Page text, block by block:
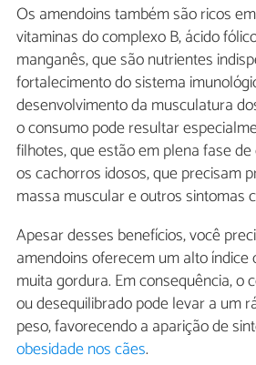
Os amendoins também são ricos
vitaminas do complexo B, ácido
manganês, que são nutrientes
fortalecimento do sistema
desenvolvimento da musculatura
o consumo pode resultar
filhotes, que estão em plena fase
os cachorros idosos, que precisam
massa muscular e outros sintomas
Apesar desses benefícios, você
amendoins oferecem um alto
muita gordura. Em consequência, o
ou desequilibrado pode levar a um
peso, favorecendo a aparição de
obesidade nos cães.